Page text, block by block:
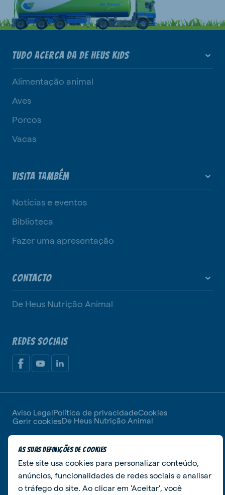
TUDO ACERCA DA DE HEUS KIDS
Alimentação animal
Aves
Porcos
Vacas
VISITA TAMBÉM
Notícias e eventos
Biblioteca
Fazer uma apresentação
CONTACTO
De Heus Nutrição Animal
REDES SOCIAIS
Aviso LegalPolítica de privacidadeCookies
Gerir cookiesDe Heus Nutrição Animal
© De Heus Animal Nutrition
As suas definições de cookies
Este site usa cookies para personalizar conteúdo,
anúncios, funcionalidades de redes sociais e analisar
o tráfego do site. Ao clicar em 'Aceitar', você